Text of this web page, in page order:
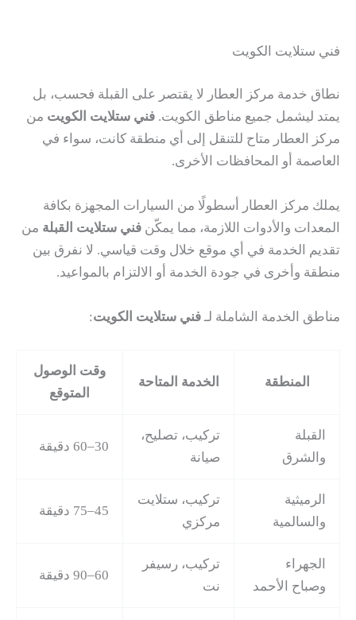
فني ستلايت الكويت
نطاق خدمة مركز العطار لا يقتصر على القبلة فحسب، بل
يمتد ليشمل جميع مناطق الكويت. فني ستلايت الكويت من
مركز العطار متاح للتنقل إلى أي منطقة كانت، سواء في
العاصمة أو المحافظات الأخرى.
يملك مركز العطار أسطولًا من السيارات المجهزة بكافة
المعدات والأدوات اللازمة، مما يمكّن فني ستلايت القبلة من
تقديم الخدمة في أي موقع خلال وقت قياسي. لا نفرق بين
منطقة وأخرى في جودة الخدمة أو الالتزام بالمواعيد.
مناطق الخدمة الشاملة لـ فني ستلايت الكويت:
المنطقة الخدمة المتاحة
وقت الوصول
المتوقع
القبلة
والشرق
تركيب، تصليح،
صيانة
30–60 دقيقة
الرميثية
والسالمية
تركيب، ستلايت
مركزي
45–75 دقيقة
الجهراء
وصباح الأحمد
تركيب، رسيفر
نت
60–90 دقيقة